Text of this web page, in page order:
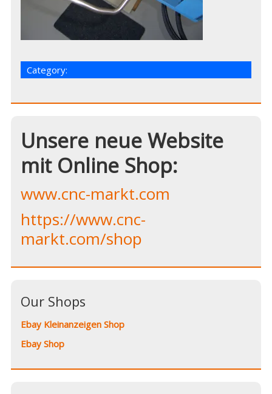
Category:
Unsere neue Website
mit Online Shop:
www.cnc-markt.com
https://www.cnc-
markt.com/shop
Our Shops
Ebay Kleinanzeigen Shop
Ebay Shop